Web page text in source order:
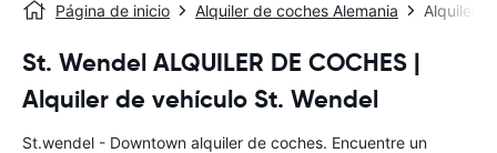
Página de inicio Alquiler de coches Alemania Alquiler
St. Wendel ALQUILER DE COCHES |
Alquiler de vehículo St. Wendel
St.wendel - Downtown alquiler de coches. Encuentre un